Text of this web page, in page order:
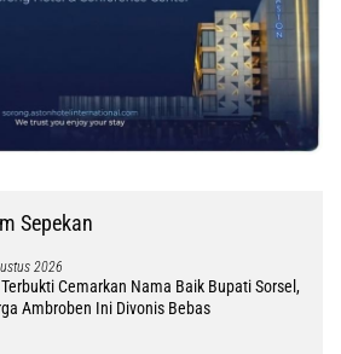
Sepekan
2026
Cemarkan Nama Baik Bupati Sorsel,
Ambroben Ini Divonis Bebas